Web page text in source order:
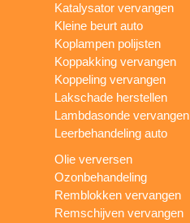
Katalysator vervangen
Kleine beurt auto
Koplampen polijsten
Koppakking vervangen
Koppeling vervangen
Lakschade herstellen
Lambdasonde vervangen
Leerbehandeling auto
Olie verversen
Ozonbehandeling
Remblokken vervangen
Remschijven vervangen